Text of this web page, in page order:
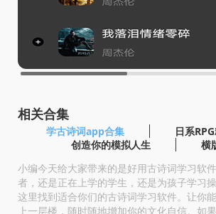
相关合集
学古诗词app合集
日系
创造你的模拟人生
横
小编今天给大家带来的是好用古诗词学习软
者，还是正在上学的学生，还是为孩子学习
这里找到适合你们的古诗词学习软件。让你
上一层楼，随时随地增加你的文化自信。如